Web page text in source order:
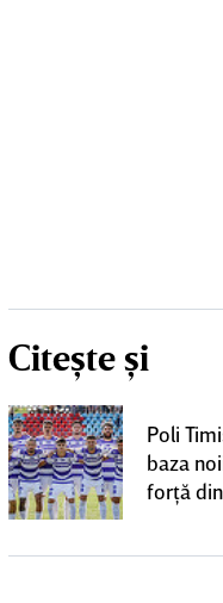
Citește și
Poli
baza
forţă